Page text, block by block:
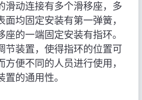
滑动连接有多个滑移座，多
面均固定安装有第一弹簧，
座的一端固定安装有指环。
节装置，使得指环的位置可
方便不同的人员进行使用，
的通用性。